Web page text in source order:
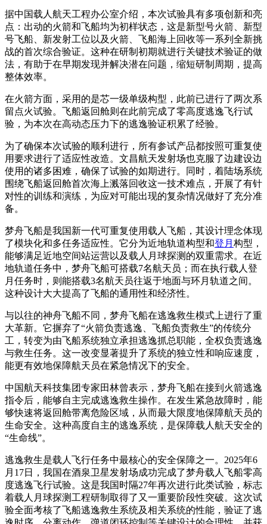
据中国载人航天工程办公室介绍，本次试验具有多项创新和亮
点：出动的火箭和飞船均为初样状态，这是新型号火箭、新型
号飞船、新发射工位以及火箭、飞船海上回收等一系列全新挑
战的首次综合验证。这种在研制初期就进行关键技术验证的做
法，有助于在早期发现并解决潜在问题，缩短研制周期，提高
整体效率。
在火箭方面，采用的是芯一级单级构型，此前已进行了两次系
留点火试验。飞船返回舱则在此前完成了零高度逃逸飞行试
验，为本次在高动态压力下的逃逸验证积累了经验。
为了确保本次试验的顺利进行，所有参试产品都按照可重复使
用要求进行了适应性改造。文昌航天发射场也克服了边建设边
使用的诸多困难，确保了试验的如期进行。同时，着陆场系统
围绕飞船返回舱首次海上溅落回收这一技术难点，开展了有针
对性的训练和演练，为应对可能出现的复杂情况做好了充分准
备。
梦舟飞船是我国新一代可重复使用载人飞船，其设计理念体现
了模块化和多任务适应性。它分为近地轨道构型和登月 构型，
能够满足近地空间站运营以及载人月球探测的双重需求。在近
地轨道任务中，梦舟飞船可搭载7名航天员；而在执行载人登
月任务时，则能搭载3名航天员往返于地面与环月轨道之间。
这种设计大大提高了飞船的通用性和经济性。
与以往的神舟飞船不同，梦舟飞船在逃逸救生模式上进行了重
大革新。它摒弃了“火箭负责逃逸、飞船负责救生”的传统分
工，转变为由飞船系统独立承担逃逸抓总职能，全权负责逃逸
与救生任务。这一改变显著提升了系统的独立性和响应速度，
能更有效地保障航天员在紧急情况下的安全。
中国航天科技集团专家田林曾表示，梦舟飞船在接到火箭逃逸
指令后，能够自主完成逃逸救生操作。在发生紧急故障时，能
够快速将返回舱带离危险区域，从而最大限度地保障航天员的
生命安全。这种高度自主的逃逸系统，是保障载人航天安全的
“生命线”。
逃逸救生是载人飞行任务中最核心的安全保障之一。2025年6
月17日，我国在酒泉卫星发射场成功完成了梦舟载人飞船零高
度逃逸飞行试验。这是我国时隔27年再次进行此类试验，标志
着载人月球探测工程研制取得了又一重要阶段性突破。这次试
验全面考核了飞船逃逸救生系统及相关系统的性能，验证了逃